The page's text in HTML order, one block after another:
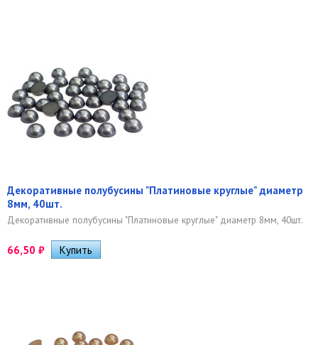
Декоративные полубусины "Платиновые круглые" диаметр
8мм, 40шт.
Декоративные полубусины "Платиновые круглые" диаметр 8мм, 40шт.
66,50 ₽